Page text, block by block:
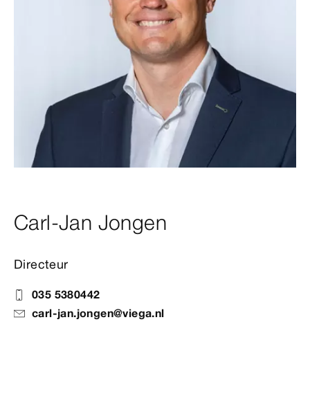
Carl-Jan Jongen
Directeur
035 5380442
carl-jan.jongen@viega.nl